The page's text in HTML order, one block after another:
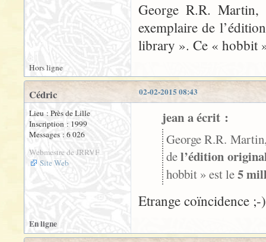
George R.R.
exemplaire de
library ». Ce « hobbit
Hors ligne
02-02-2015 08:43
Cédric
Lieu : Près de Lille
Inscription : 1999
Messages : 6 026
Webmestre de JRRVF
Site Web
jean a écrit :
George R.R.
del’édition
hobbit » est le5
Etrange coïncidence ;-)
En ligne